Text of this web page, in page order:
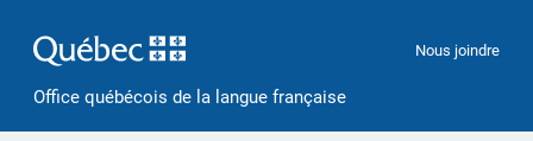
Office québécois de la langue française
Nous joindre